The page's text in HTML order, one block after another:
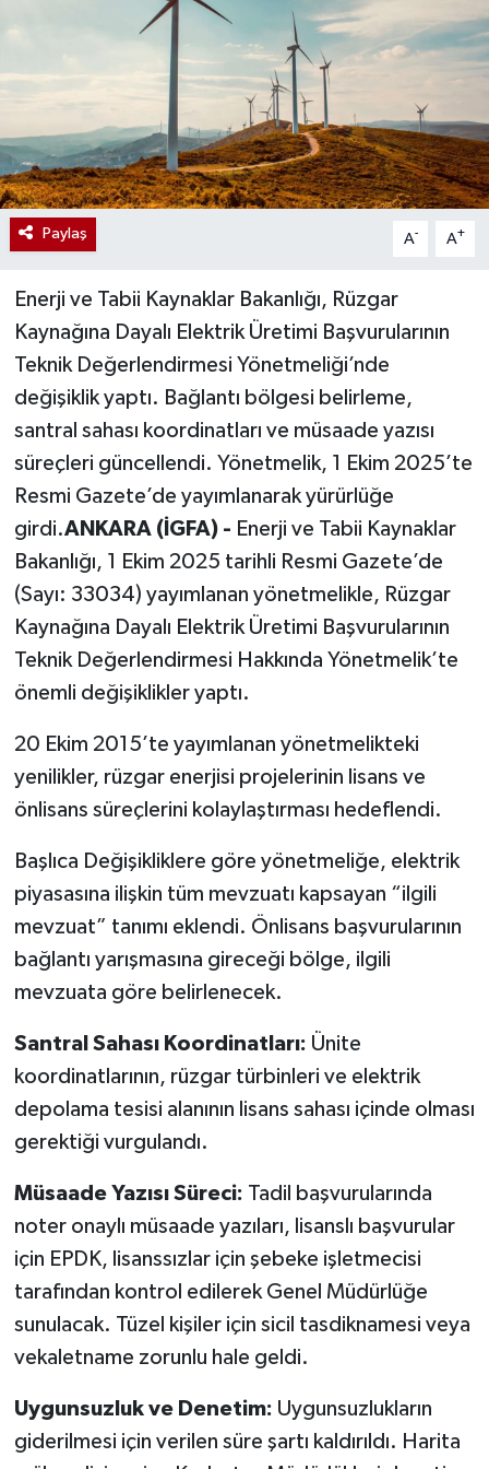
Paylaş A- A+
Enerji ve Tabii Kaynaklar Bakanlığı, Rüzgar
Kaynağına Dayalı Elektrik Üretimi Başvurularının
Teknik Değerlendirmesi Yönetmeliği’nde
değişiklik yaptı. Bağlantı bölgesi belirleme,
santral sahası koordinatları ve müsaade yazısı
süreçleri güncellendi. Yönetmelik, 1 Ekim 2025’te
Resmi Gazete’de yayımlanarak yürürlüğe
girdi.ANKARA (İGFA) - Enerji ve Tabii Kaynaklar
Bakanlığı, 1 Ekim 2025 tarihli Resmi Gazete’de
(Sayı: 33034) yayımlanan yönetmelikle, Rüzgar
Kaynağına Dayalı Elektrik Üretimi Başvurularının
Teknik Değerlendirmesi Hakkında Yönetmelik’te
önemli değişiklikler yaptı.
20 Ekim 2015’te yayımlanan yönetmelikteki
yenilikler, rüzgar enerjisi projelerinin lisans ve
önlisans süreçlerini kolaylaştırması hedeflendi.
Başlıca Değişikliklere göre yönetmeliğe, elektrik
piyasasına ilişkin tüm mevzuatı kapsayan “ilgili
mevzuat” tanımı eklendi. Önlisans başvurularının
bağlantı yarışmasına gireceği bölge, ilgili
mevzuata göre belirlenecek.
Santral Sahası Koordinatları: Ünite
koordinatlarının, rüzgar türbinleri ve elektrik
depolama tesisi alanının lisans sahası içinde olması
gerektiği vurgulandı.
Müsaade Yazısı Süreci: Tadil başvurularında
noter onaylı müsaade yazıları, lisanslı başvurular
için EPDK, lisanssızlar için şebeke işletmecisi
tarafından kontrol edilerek Genel Müdürlüğe
sunulacak. Tüzel kişiler için sicil tasdiknamesi veya
vekaletname zorunlu hale geldi.
Uygunsuzluk ve Denetim: Uygunsuzlukların
giderilmesi için verilen süre şartı kaldırıldı. Harita